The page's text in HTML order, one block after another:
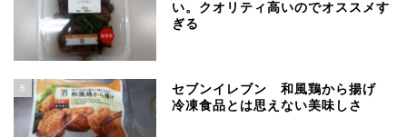
い。クオリティ高いのでオススメす
ぎる
8
セブンイレブン 和風鶏から揚げ
冷凍食品とは思えない美味しさ